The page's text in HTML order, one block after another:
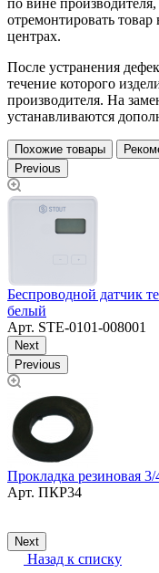
отремонтировать
центрах.
После устранения
течение которого
производителя. На
устанавливаются
Похожие товары
Previous
Беспроводной датчик
белый
Арт. STE-0101-008001
Next
Previous
Прокладка резиновая 3/
Арт. ПКР34
Next
Назад к списку